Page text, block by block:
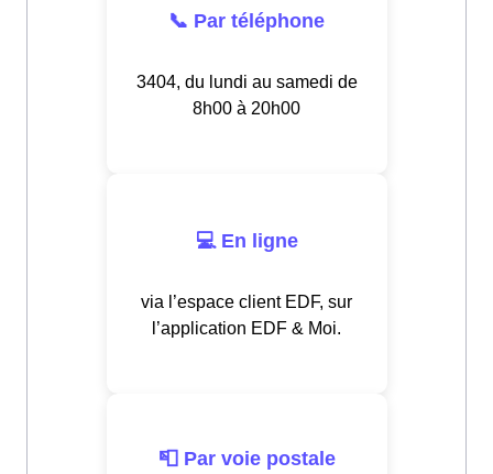
📞 Par téléphone
3404, du lundi au samedi de
8h00 à 20h00
💻 En ligne
via l’espace client EDF, sur
l’application EDF & Moi.
📮 Par voie postale